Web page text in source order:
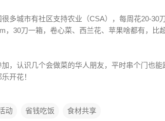
多城市有社区支持农业（CSA），每周花20-30
，30刀一箱，卷心菜、西兰花、苹果啥都有，比
加， 认识几个会做菜的华人朋友， 平时串个门也能
乐开花 ！
动 省钱吃饭 食材共享